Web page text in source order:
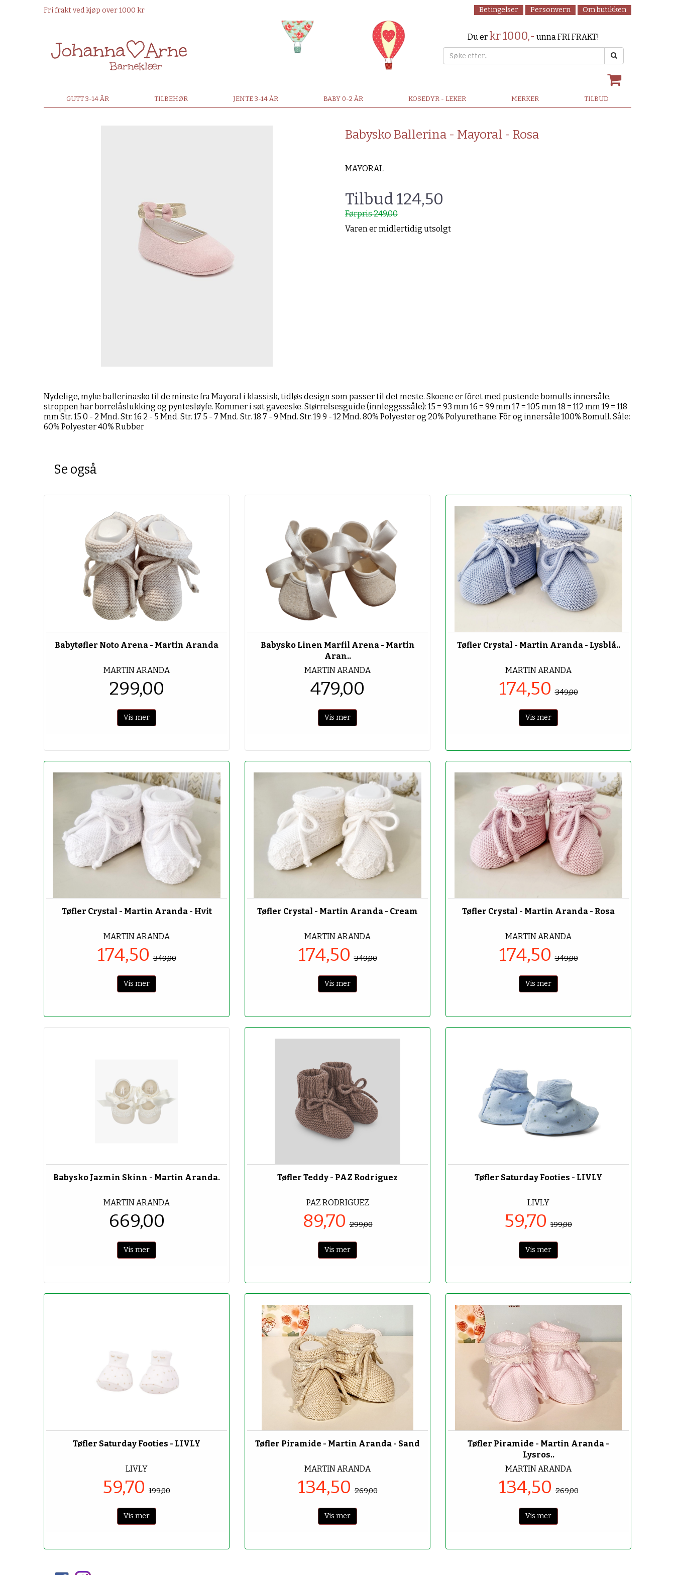
Fri frakt ved kjøp over 1000 kr Betingelser Personvern Om butikken
Du er kr 1000,- unna FRI FRAKT!
GUTT 3-14 ÅR TILBEHØR JENTE 3-14 ÅR BABY 0-2 ÅR KOSEDYR - LEKER MERKER TILBUD
Babysko Ballerina - Mayoral - Rosa
MAYORAL
Tilbud 124,50
Førpris 249,00
Varen er midlertidig utsolgt
Nydelige, myke ballerinasko til de minste fra Mayoral i klassisk, tidløs design som passer til det meste. Skoene er fõret med pustende bomulls innersåle,
stroppen har borrelåslukking og pyntesløyfe. Kommer i søt gaveeske. Størrelsesguide (innleggsssåle): 15 = 93 mm 16 = 99 mm 17 = 105 mm 18 = 112 mm 19 = 118
mm Str. 15 0 - 2 Mnd. Str. 16 2 - 5 Mnd. Str. 17 5 - 7 Mnd. Str. 18 7 - 9 Mnd. Str. 19 9 - 12 Mnd. 80% Polyester og 20% Polyurethane. Fõr og innersåle 100% Bomull. Såle:
60% Polyester 40% Rubber
Se også
Babytøfler Noto Arena - Martin Aranda
MARTIN ARANDA
299,00
Vis mer
Babysko Linen Marfil Arena - Martin
Aran..
MARTIN ARANDA
479,00
Vis mer
Tøfler Crystal - Martin Aranda - Lysblå..
MARTIN ARANDA
174,50349,00
Vis mer
Tøfler Crystal - Martin Aranda - Hvit
MARTIN ARANDA
174,50349,00
Vis mer
Tøfler Crystal - Martin Aranda - Cream
MARTIN ARANDA
174,50349,00
Vis mer
Tøfler Crystal - Martin Aranda - Rosa
MARTIN ARANDA
174,50349,00
Vis mer
Babysko Jazmin Skinn - Martin Aranda.
MARTIN ARANDA
669,00
Vis mer
Tøfler Teddy - PAZ Rodriguez
PAZ RODRIGUEZ
89,70299,00
Vis mer
Tøfler Saturday Footies - LIVLY
LIVLY
59,70 199,00
Vis mer
Tøfler Saturday Footies - LIVLY
LIVLY
59,70 199,00
Vis mer
Tøfler Piramide - Martin Aranda - Sand
MARTIN ARANDA
134,50269,00
Vis mer
-50%
Tøfler Piramide - Martin Aranda -
Lysros..
MARTIN ARANDA
134,50269,00
Vis mer